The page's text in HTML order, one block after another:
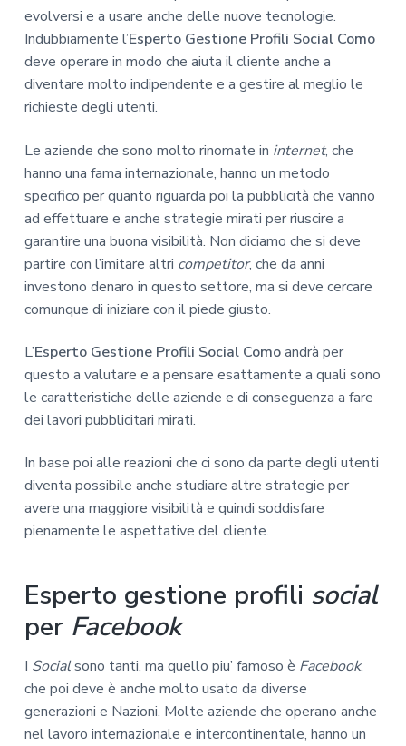
evolversi e a usare anche delle nuove tecnologie.
Indubbiamente l’Esperto Gestione Profili Social Como
deve operare in modo che aiuta il cliente anche a
diventare molto indipendente e a gestire al meglio le
richieste degli utenti.
Le aziende che sono molto rinomate in internet, che
hanno una fama internazionale, hanno un metodo
specifico per quanto riguarda poi la pubblicità che vanno
ad effettuare e anche strategie mirati per riuscire a
garantire una buona visibilità. Non diciamo che si deve
partire con l’imitare altri competitor, che da anni
investono denaro in questo settore, ma si deve cercare
comunque di iniziare con il piede giusto.
L’Esperto Gestione Profili Social Comoandrà per
questo a valutare e a pensare esattamente a quali sono
le caratteristiche delle aziende e di conseguenza a fare
dei lavori pubblicitari mirati.
In base poi alle reazioni che ci sono da parte degli utenti
diventa possibile anche studiare altre strategie per
avere una maggiore visibilità e quindi soddisfare
pienamente le aspettative del cliente.
Esperto gestione profili social
per Facebook
I Socialsono tanti, ma quello piu’ famoso è Facebook,
che poi deve è anche molto usato da diverse
generazioni e Nazioni. Molte aziende che operano anche
nel lavoro internazionale e intercontinentale, hanno un